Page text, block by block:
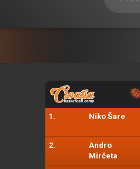
1. Niko Šare
2.
Andro
Mirčeta